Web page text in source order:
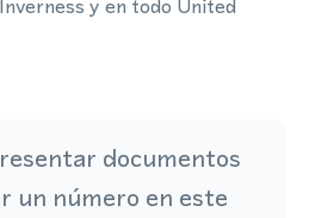
y en todo United
documentos
un número en este